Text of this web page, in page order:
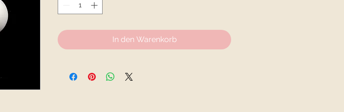
In den Warenkorb